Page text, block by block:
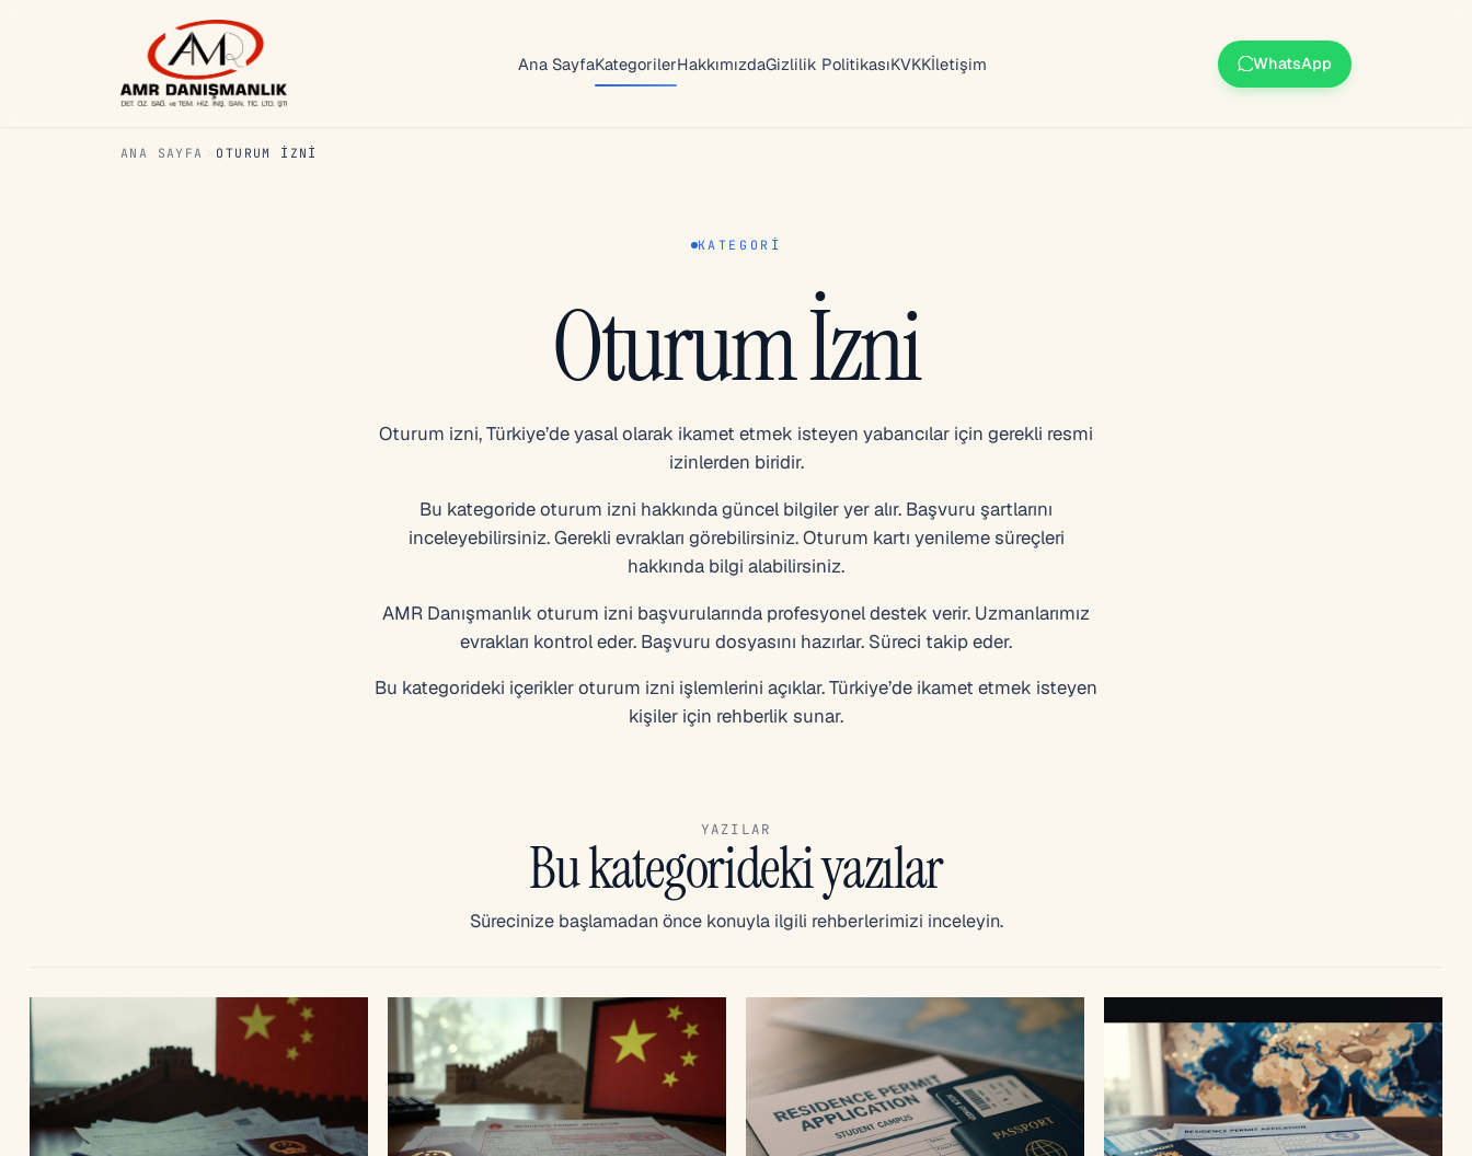
Ana SayfaKategorilerHakkımızdaGizlilik PolitikasıKVKKİletişim WhatsApp
ANA SAYFA OTURUM İZNI
KATEGORI
Oturum İzni
Oturum izni, Türkiye’de yasal olarak ikamet etmek isteyen yabancılar için gerekli resmi
izinlerden biridir.
Bu kategoride oturum izni hakkında güncel bilgiler yer alır. Başvuru şartlarını
inceleyebilirsiniz. Gerekli evrakları görebilirsiniz. Oturum kartı yenileme süreçleri
hakkında bilgi alabilirsiniz.
AMR Danışmanlık oturum izni başvurularında profesyonel destek verir. Uzmanlarımız
evrakları kontrol eder. Başvuru dosyasını hazırlar. Süreci takip eder.
Bu kategorideki içerikler oturum izni işlemlerini açıklar. Türkiye’de ikamet etmek isteyen
kişiler için rehberlik sunar.
YAZILAR
Bu kategorideki yazılar
Sürecinize başlamadan önce konuyla ilgili rehberlerimizi inceleyin.